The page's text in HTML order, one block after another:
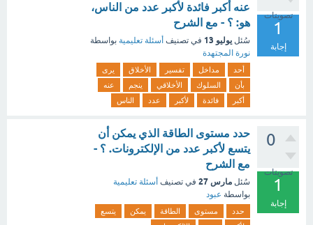
تصويتات
1
إجابة
عنه أكبر فائدة لأكبر عدد من الناس،
هو: ؟ - مع الشرح
سُئل يوليو 13 في تصنيف أسئلة تعليمية بواسطة
نورة المجتهدة
أحد مداخل تفسير الأخلاق
يرى
بأن
السلوك الأخلاقي ينجم
عنه
أكبر
فائدة لأكبر عدد الناس
0
تصويتات
1
إجابة
حدد مستوى الطاقة الذي يمكن أن
يتسع لأكبر عدد من الإلكترونات. ؟ -
مع الشرح
سُئل مارس 27 في تصنيف أسئلة تعليمية
بواسطة عبود
حدد مستوى الطاقة يمكن
يتسع